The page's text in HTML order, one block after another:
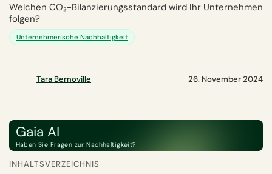
Welchen CO₂-Bilanzierungsstandard wird Ihr Unternehmen
folgen?
Unternehmerische Nachhaltigkeit
Tara Bernoville 26. November 2024
Gaia AI
Haben Sie Fragen zur Nachhaltigkeit?
INHALTSVERZEICHNIS